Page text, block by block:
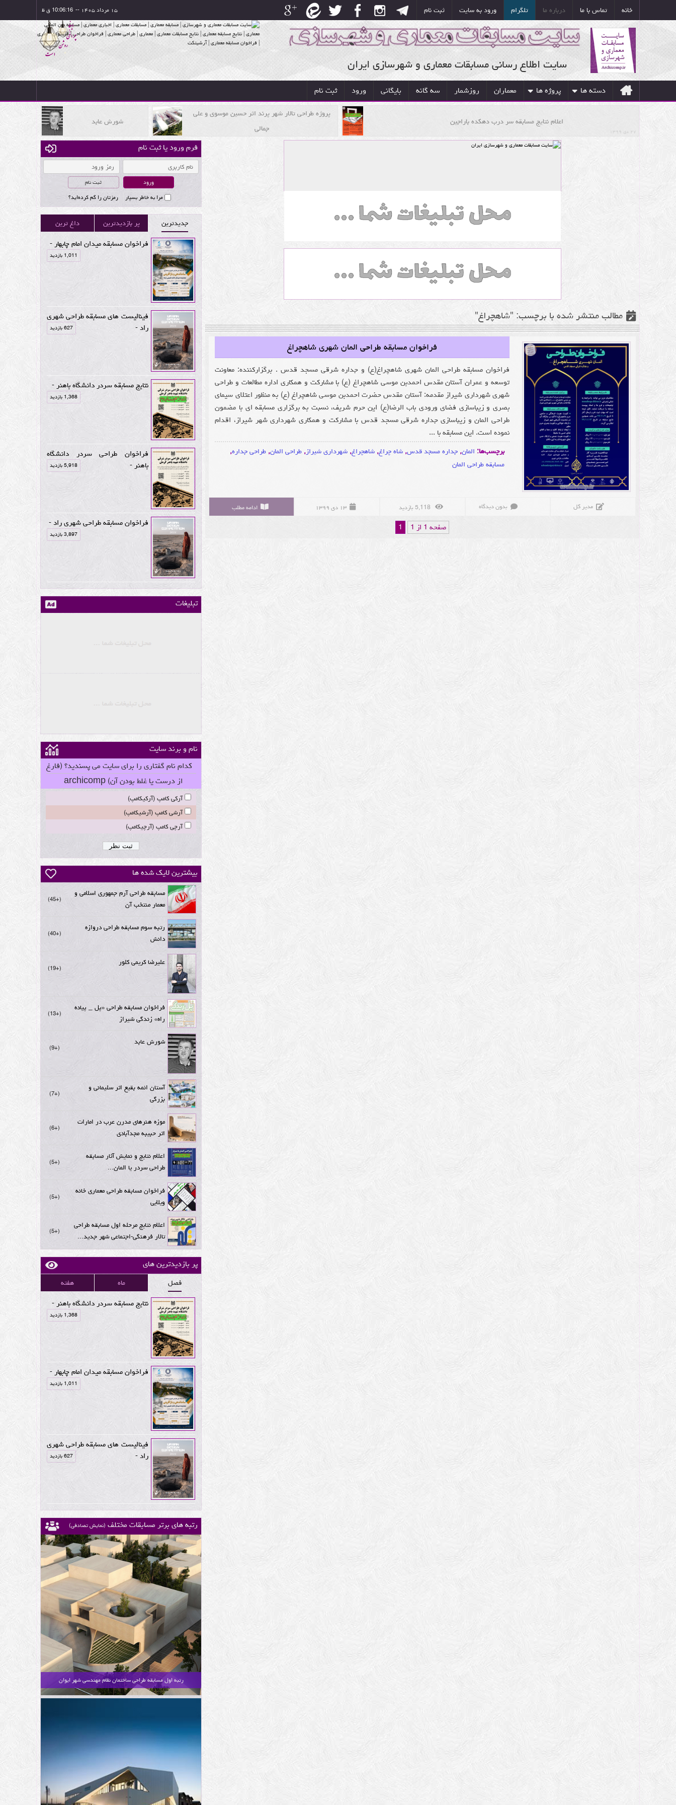
خانه تماس با ما درباره ما تلگرام ورود به سایت ثبت نام ۱۵ مرداد ۱۴۰۵ --
سایت اطلاع رسانی مسابقات معماری و شهرسازی ایران
دسته ها پروژه ها معماران روزشمار سه گانه بایگانی ورود ثبت نام
اعلام نتایج مسابقه سر درب دهکده باراجین
۲۷ دی ۱۳۹۹
پروژه طراحی تالار شهر پرند اثر حسین موسوی و علی
جمالی
شورش عابد
مطالب منتشر شده با برچسب: "شاهچراغ"
فراخوان مسابقه طراحی المان شهری شاهچراغ
فراخوان مسابقه طراحی المان شهری شاهچراغ(ع) و جداره شرقی مسجد قدس . برگزارکننده: معاونت
توسعه و عمران آستان مقدس احمدبن موسی شاهچراغ (ع) با مشارکت و همکاری اداره مطالعات و طراحی
شهری شهرداری شیراز مقدمه: آستان مقدس حضرت احمدبن موسی شاهچراغ (ع) به منظور اعتلای سیمای
بصری و زیباسازی فضای ورودی باب الرضا(ع) این حرم شریف، نسبت به برگزاری مسابقه ای با مضمون
طراحی المان و زیباسازی جداره شرقی مسجد قدس با مشارکت و همکاری شهرداری شهر شیراز، اقدام
نموده است. این مسابقه با ...
برچسب‌ها: المان,جداره مسجد قدس,شاه چراغ,شاهچراغ,شهرداری شیراز,طراحی المان,طراحی جداره,
مسابقه طراحی المان
مدیر کل بدون دیدگاه ۱۳ دی ۱۳۹۹ ادامه مطلب
صفحه 1 از 1 1
فرم ورود یا ثبت نام
ثبت نام
مرا به خاطر بسپار
رمزتان را گم کرده‌اید؟
جدیدترین پر بازدیدترین داغ ترین
فراخوان مسابقه میدان امام چابهار -
1,011 بازدید
فینالیست های مسابقه طراحی شهری
راد -
627 بازدید
نتایج مسابقه سردر دانشگاه باهنر -
1,368 بازدید
فراخوان طراحی سردر دانشگاه
باهنر -
5,918 بازدید
فراخوان مسابقه طراحی شهری راد -
3,897 بازدید
تبلیغات
نام و برند سایت
کدام نام گفتاری را برای سایت می پسندید؟ (فارغ
از درست یا غلط بودن آن) archicomp
آرکی کامپ (آرکیکامپ)
آرشی کامپ (آرشیکامپ)
آرچی کامپ (آرچیکامپ)
بیشترین لایک شده ها
مسابقه طراحی آرم جمهوری اسلامی و
معمار منتخب آن
+45
رتبه سوم مسابقه طراحی دروازه
دانش
+40
علیرضا کریمی کلور
+19
فراخوان مسابقه طراحی «پل _ پیاده
راه» زندگی شیراز
+13
شورش عابد
+9
آستان ائمه بقیع اثر سلیمانی و
بزرگی
+7
موزه هنرهای مدرن عرب در امارات
اثر حبیبه مجدآبادی
+6
اعلام نتایج و نمایش آثار مسابقه
طراحی سردر یا المان...
+5
فراخوان مسابقه طراحی معماری خانه
ویلایی
+5
اعلام نتایج مرحله اول مسابقه طراحی
تالار فرهنگی-اجتماعی شهر جدید...
+5
پر بازدیدترین های
فصل ماه هفته
نتایج مسابقه سردر دانشگاه باهنر -
1,368 بازدید
فراخوان مسابقه میدان امام چابهار -
1,011 بازدید
فینالیست های مسابقه طراحی شهری
راد -
627 بازدید
رتبه های برتر مسابقات مختلف (نمایش تصادفی)
رتبه اول مسابقه طراحی ساختمان نظام مهندسی شهر ایوان